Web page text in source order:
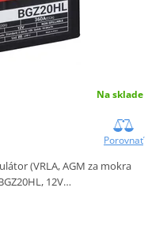
Na sklade
Porovnať
(VRLA, AGM za mokra
12V…